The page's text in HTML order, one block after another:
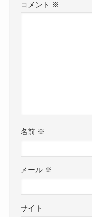
コメント ※
名前 ※
メール ※
サイト